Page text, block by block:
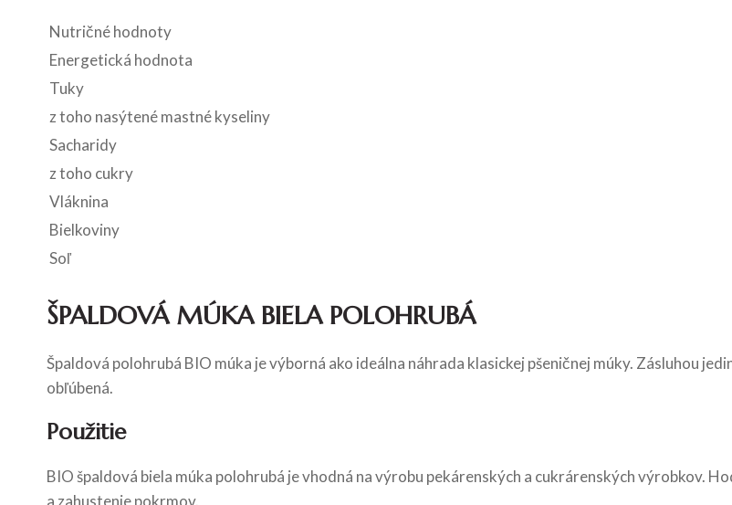
Nutričné hodnoty
Energetická hodnota
Tuky
z toho nasýtené mastné kyseliny
Sacharidy
z toho cukry
Vláknina
Bielkoviny
Soľ
ŠPALDOVÁ MÚKA BIELA POLOHRUBÁ
Špaldová polohrubá BIO múka je výborná ako ideálna náhrada klasickej pšeničnej múky. Zásluhou
obľúbená.
Použitie
BIO špaldová biela múka polohrubá je vhodná na výrobu pekárenských a cukrárenských výrobkov.
a zahustenie pokrmov.